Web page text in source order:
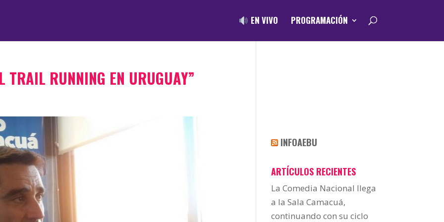
EN VIVO PROGRAMACIÓN
TRAIL RUNNING EN URUGUAY”
INFOAEBU
ARTÍCULOS RECIENTES
La Comedia Nacional llega
a la Sala Camacuá,
continuando con su ciclo